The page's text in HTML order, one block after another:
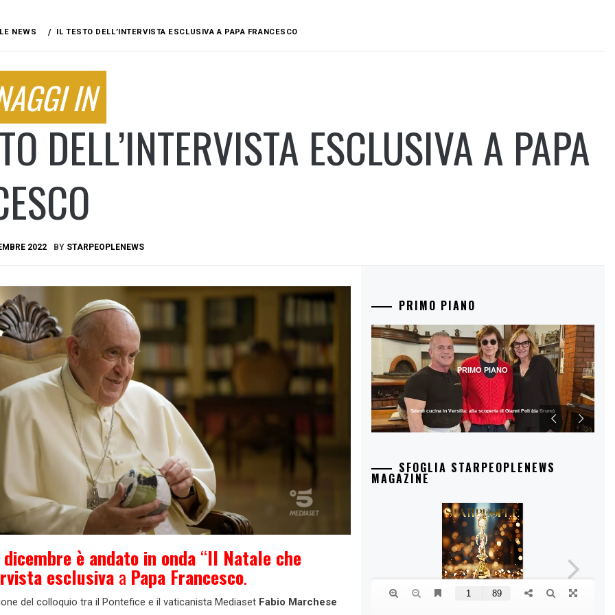
NEWS IL TESTO DELL’INTERVISTA ESCLUSIVA A PAPA FRANCESCO
IN
DELL’INTERVISTA ESCLUSIVA A PAPA
2022 BY STARPEOPLENEWS
è andato in onda “Il Natale che
esclusiva a Papa Francesco.
del colloquio tra il Pontefice e il vaticanista Mediaset Fabio Marchese
PRIMO PIANO
Talenti cucina in Versilia: alla scoperta di Gianni Poli (da Bruno)
PRIMO PIANO
SFOGLIA STARPEOPLENEWS
MAGAZINE